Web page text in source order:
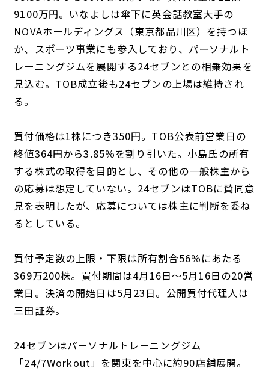
9100万円。いなよしは傘下に英会話教室大手の
NOVAホールディングス（東京都品川区）を持つほ
か、スポーツ事業にも参入しており、パーソナルト
レーニングジムを展開する24セブンとの相乗効果を
見込む。TOB成立後も24セブンの上場は維持され
る。
買付価格は1株につき350円。TOB公表前営業日の
終値364円から3.85％を割り引いた。小島氏の所有
する株式の取得を目的とし、その他の一般株主から
の応募は想定していない。24セブンはTOBに賛同意
見を表明したが、応募については株主に判断を委ね
るとしている。
買付予定数の上限・下限は所有割合56％にあたる
369万200株。買付期間は4月16日～5月16日の20営
業日。決済の開始日は5月23日。公開買付代理人は
三田証券。
24セブンはパーソナルトレーニングジム
「24/7Workout」を関東を中心に約90店舗展開。